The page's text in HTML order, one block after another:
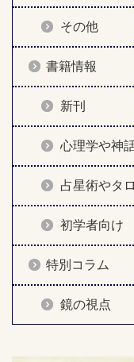
その他
書籍情報
新刊
心理学や神
占星術やタ
初学者向け
特別コラム
鏡の視点